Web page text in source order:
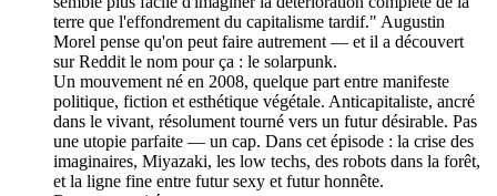
terre que l'effondrement du capitalisme tardif." Augustin
Morel pense qu'on peut faire autrement — et il a découvert
sur Reddit le nom pour ça : le solarpunk.
Un mouvement né en 2008, quelque part entre manifeste
politique, fiction et esthétique végétale. Anticapitaliste, ancré
dans le vivant, résolument tourné vers un futur désirable. Pas
une utopie parfaite — un cap. Dans cet épisode : la crise des
imaginaires, Miyazaki, les low techs, des robots dans la forêt,
et la ligne fine entre futur sexy et futur honnête.